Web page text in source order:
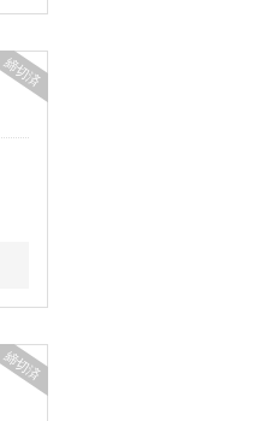
締切済
締切済